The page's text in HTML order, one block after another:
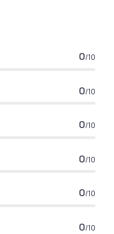
0/10
0/10
0/10
0/10
0/10
0/10